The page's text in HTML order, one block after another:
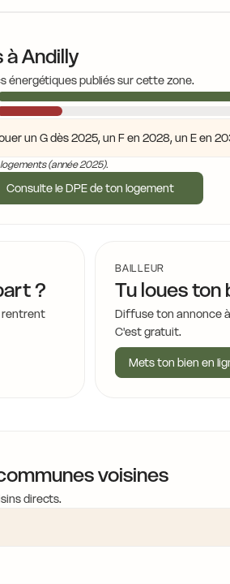
à Andilly
énergétiques publiés sur cette zone.
un G dès 2025, un F en 2028, un E en
(année 2025).
Consulte le DPE de ton logement
?
rentrent
BAILLEUR
Tu loues ton
Diffuse ton annonce
C'est gratuit.
Mets ton bien en
voisines
directs.